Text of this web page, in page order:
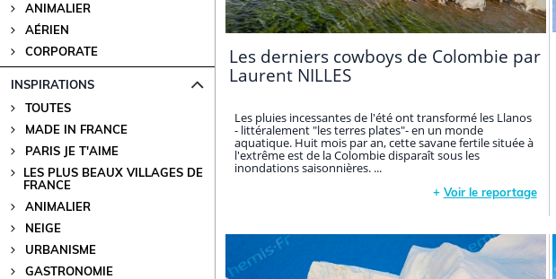
ANIMALIER
AÉRIEN
CORPORATE
INSPIRATIONS
TOUTES
MADE IN FRANCE
PARIS JE T'AIME
LES PLUS BEAUX VILLAGES DE
FRANCE
ANIMALIER
NEIGE
URBANISME
GASTRONOMIE
Les derniers cowboys de Colombie par
Laurent NILLES
Les pluies incessantes de l'été ont transformé les Llanos
- littéralement "les terres plates"- en un monde
aquatique. Huit mois par an, cette savane fertile située à
l'extrême est de la Colombie disparaît sous les
inondations saisonnières. ...
+ Voir le reportage